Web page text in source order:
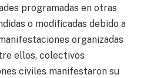
programadas en otras
o modificadas debido a
organizadas
ellos, colectivos
civiles manifestaron su